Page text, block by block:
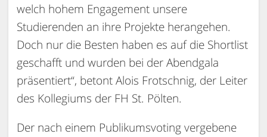
welch hohem Engagement unsere
Studierenden an ihre Projekte herangehen.
Doch nur die Besten haben es auf die Shortlist
geschafft und wurden bei der Abendgala
präsentiert“, betont Alois Frotschnig, der Leiter
des Kollegiums der FH St. Pölten.
Der nach einem Publikumsvoting vergebene